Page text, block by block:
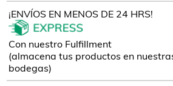
¡ENVÍOS EN MENOS DE 24 HRS!
Con nuestro Fulfillment
(almacena tus productos en
bodegas)